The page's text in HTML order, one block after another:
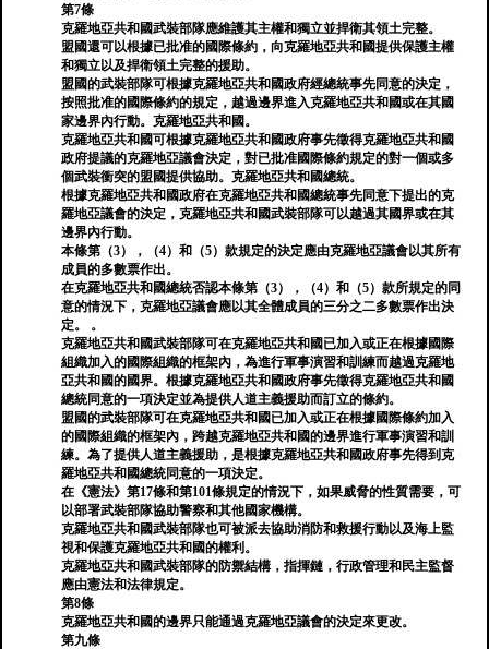
第7條
克羅地亞共和國武裝部隊應維護其主權和獨立並捍衛其領土完整。
盟國還可以根據已批准的國際條約，向克羅地亞共和國提供保護主權
和獨立以及捍衛領土完整的援助。
盟國的武裝部隊可根據克羅地亞共和國政府經總統事先同意的決定，
按照批准的國際條約的規定，越過邊界進入克羅地亞共和國或在其國
家邊界內行動。克羅地亞共和國。
克羅地亞共和國可根據克羅地亞共和國政府事先徵得克羅地亞共和國
政府提議的克羅地亞議會決定，對已批准國際條約規定的對一個或多
個武裝衝突的盟國提供協助。克羅地亞共和國總統。
根據克羅地亞共和國政府在克羅地亞共和國總統事先同意下提出的克
羅地亞議會的決定，克羅地亞共和國武裝部隊可以越過其國界或在其
邊界內行動。
本條第（3），（4）和（5）款規定的決定應由克羅地亞議會以其所有
成員的多數票作出。
在克羅地亞共和國總統否認本條第（3），（4）和（5）款所規定的同
意的情況下，克羅地亞議會應以其全體成員的三分之二多數票作出決
定。 。
克羅地亞共和國武裝部隊可在克羅地亞共和國已加入或正在根據國際
組織加入的國際組織的框架內，為進行軍事演習和訓練而越過克羅地
亞共和國的國界。根據克羅地亞共和國政府事先徵得克羅地亞共和國
總統同意的一項決定並為提供人道主義援助而訂立的條約。
盟國的武裝部隊可在克羅地亞共和國已加入或正在根據國際條約加入
的國際組織的框架內，跨越克羅地亞共和國的邊界進行軍事演習和訓
練。為了提供人道主義援助，是根據克羅地亞共和國政府事先得到克
羅地亞共和國總統同意的一項決定。
在《憲法》第17條和第101條規定的情況下，如果威脅的性質需要，可
以部署武裝部隊協助警察和其他國家機構。
克羅地亞共和國武裝部隊也可被派去協助消防和救援行動以及海上監
視和保護克羅地亞共和國的權利。
克羅地亞共和國武裝部隊的防禦結構，指揮鏈，行政管理和民主監督
應由憲法和法律規定。
第8條
克羅地亞共和國的邊界只能通過克羅地亞議會的決定來更改。
第九條